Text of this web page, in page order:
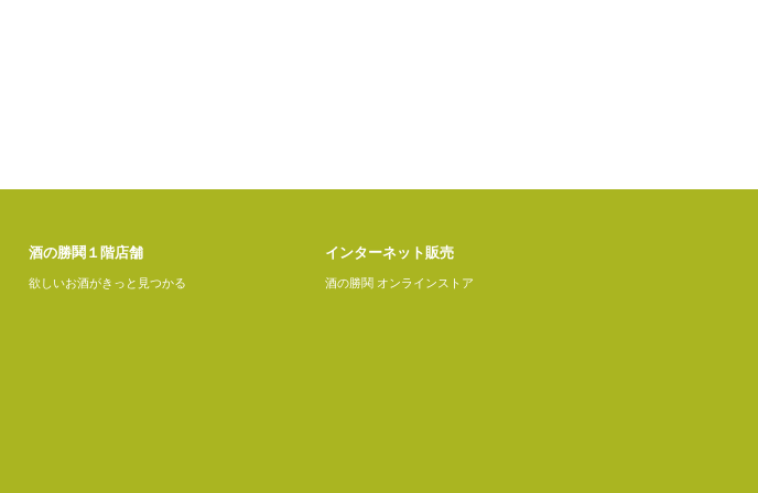
酒の勝鬨１階店舗
欲しいお酒がきっと見つかる
インターネット販売
酒の勝鬨 オンラインストア